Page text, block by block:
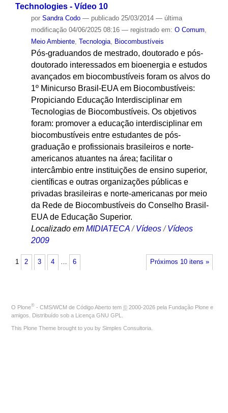
Technologies - Vídeo 10
por Sandra Codo — publicado25/03/2014 — última
modificação04/06/2025 08:16 — registrado em: O Comum,
Meio Ambiente, Tecnologia, Biocombustíveis
Pós-graduandos de mestrado, doutorado e pós-
doutorado interessados em bioenergia e estudos
avançados em biocombustíveis foram os alvos do
1º Minicurso Brasil-EUA em Biocombustíveis:
Propiciando Educação Interdisciplinar em
Tecnologias de Biocombustíveis. Os objetivos
foram: promover a educação interdisciplinar em
biocombustíveis entre estudantes de pós-
graduação e profissionais brasileiros e norte-
americanos atuantes na área; facilitar o
intercâmbio entre instituições de ensino superior,
científicas e outras organizações públicas e
privadas brasileiras e norte-americanas por meio
da Rede de Biocombustíveis do Conselho Brasil-
EUA de Educação Superior.
Localizado em MIDIATECA /Vídeos /Vídeos
2009
Próximos 10 itens »
1 2 3 4 … 6
O Plone® - CMS/WCM de Código Aberto tem © 2000-2026 pela Fundação Plone e
amigos. Distribuído sob a Licença GNU GPL
This Plone Theme brought to you by Simples Consultoria